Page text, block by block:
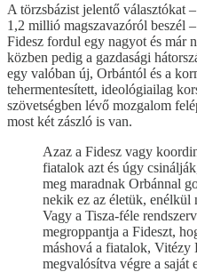
A törzsbázist jelentő választókat
1,2 millió magszavazóról beszél
Fidesz fordul egy nagyot és már
közben pedig a gazdasági
egy valóban új, Orbántól és a
tehermentesített, ideológiailag
szövetségben lévő mozgalom
most két zászló is van.
Azaz a Fidesz vagy
fiatalok azt és úgy
meg maradnak Orbánnal
nekik ez az életük, enélkül
Vagy a Tisza-féle
megroppantja a Fideszt,
máshová a fiatalok, Vitézy
megvalósítva végre a saját